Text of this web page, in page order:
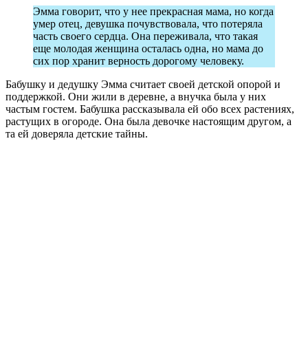
Эмма говорит, что у нее прекрасная мама, но когда
умер отец, девушка почувствовала, что потеряла
часть своего сердца. Она переживала, что такая
еще молодая женщина осталась одна, но мама до
сих пор хранит верность дорогому человеку.
Бабушку и дедушку Эмма считает своей детской опорой и
поддержкой. Они жили в деревне, а внучка была у них
частым гостем. Бабушка рассказывала ей обо всех растениях,
растущих в огороде. Она была девочке настоящим другом, а
та ей доверяла детские тайны.